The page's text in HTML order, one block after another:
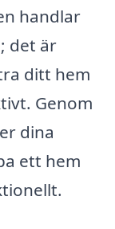
handlar
det är
ditt hem
Genom
dina
ett hem